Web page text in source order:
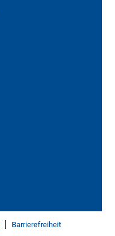
Barrierefreiheit